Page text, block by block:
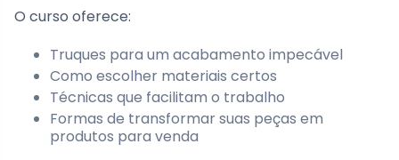
O curso oferece:
Truques para um acabamento impecável
Como escolher materiais certos
Técnicas que facilitam o trabalho
Formas de transformar suas peças em
produtos para venda